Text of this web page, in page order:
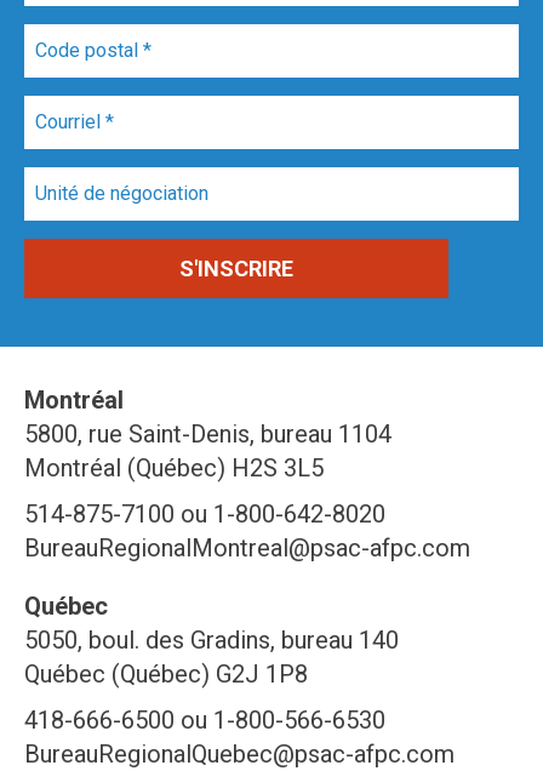
Montréal
5800, rue Saint-Denis, bureau 1104
Montréal (Québec) H2S 3L5
514-875-7100 ou 1-800-642-8020
BureauRegionalMontreal@psac-afpc.com
Québec
5050, boul. des Gradins, bureau 140
Québec (Québec) G2J 1P8
418-666-6500 ou 1-800-566-6530
BureauRegionalQuebec@psac-afpc.com